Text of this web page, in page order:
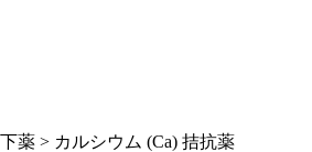
薬 > カルシウム (Ca) 拮抗薬